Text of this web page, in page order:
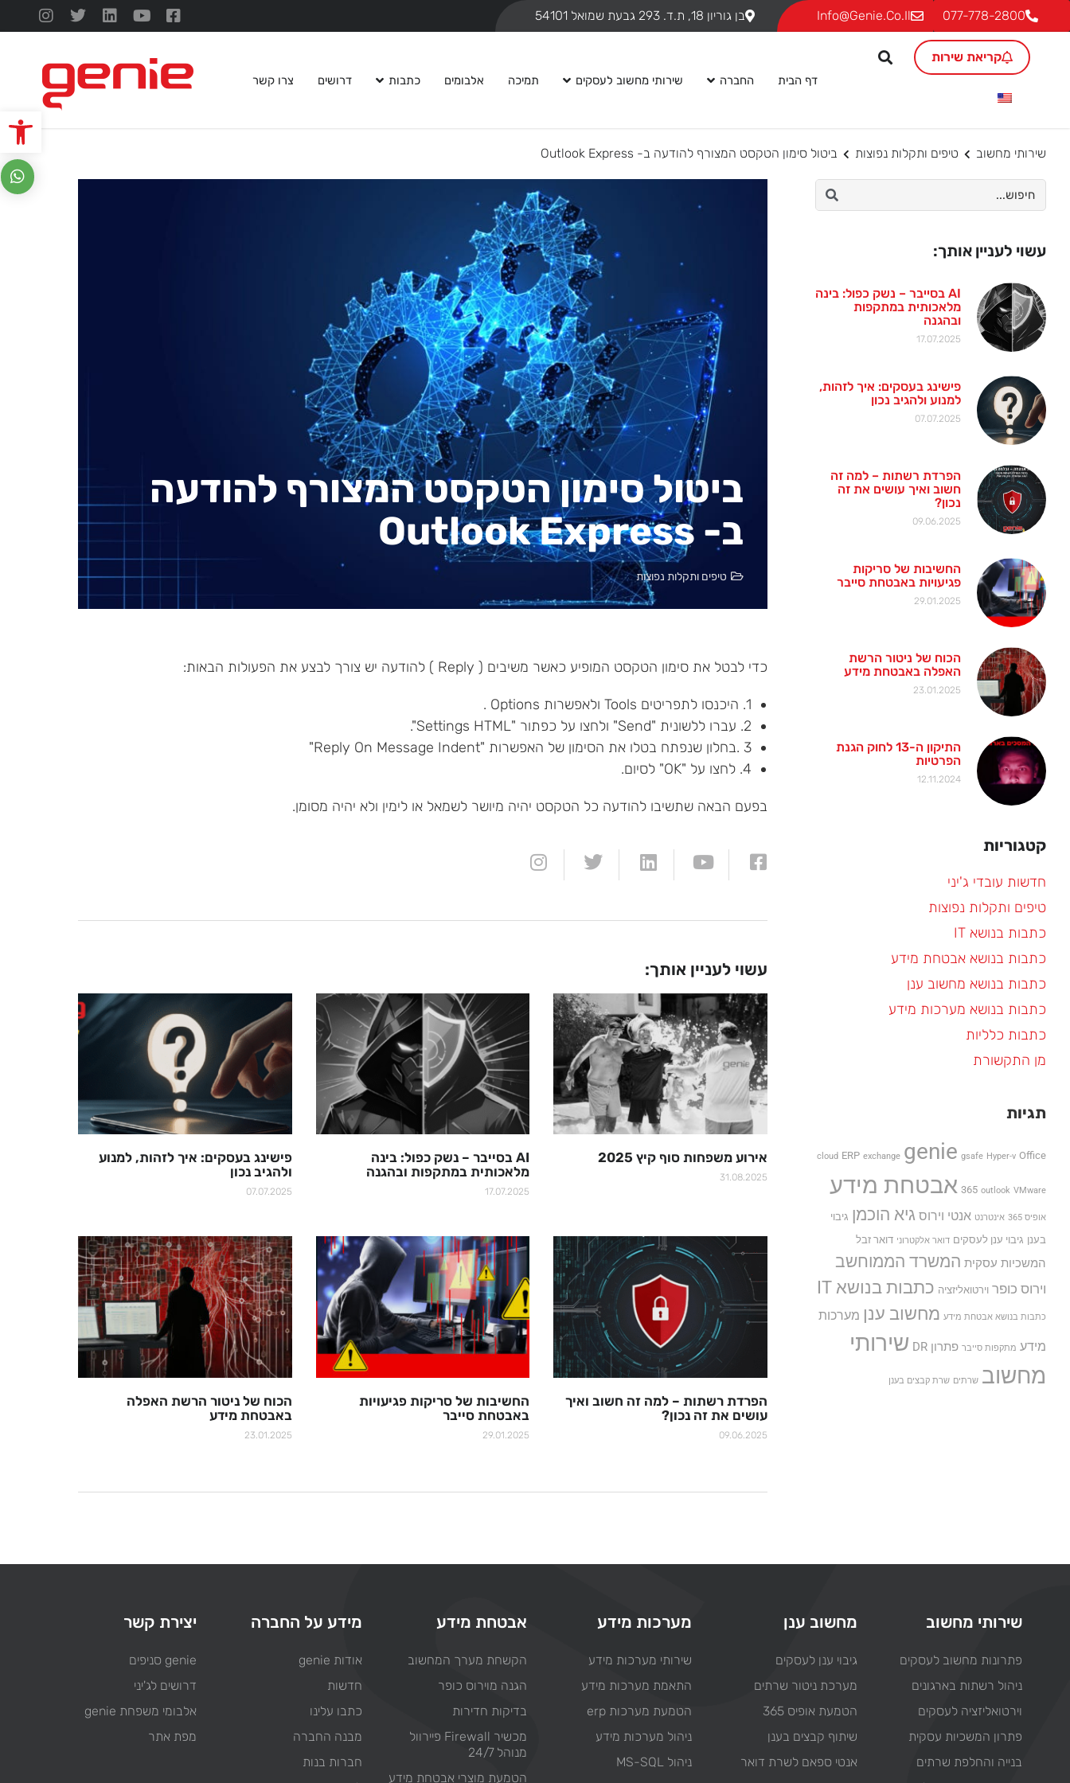
פתח
077-778-2800
Info@genie.co.il בן גוריון 18, ת.ד. 293 גבעת שמואל 54101
קריאת שירות
דף הבית החברה שירותי מחשוב לעסקים תמיכה אלבומים כתבות דרושים צרו קשר
שירותי מחשוב טיפים ותקלות נפוצות ביטול סימון הטקסט המצורף להודעה ב- Outlook Express
עשוי לעניין אותך:
AI בסייבר – נשק כפול: בינה
מלאכותית במתקפות
ובהגנה
17.07.2025
פישינג בעסקים: איך לזהות,
למנוע ולהגיב נכון
07.07.2025
הפרדת רשתות – למה זה
חשוב ואיך עושים את זה
נכון?
09.06.2025
החשיבות של סריקות
פגיעויות באבטחת סייבר
29.01.2025
הכוח של ניטור הרשת
האפלה באבטחת מידע
23.01.2025
התיקון ה-13 לחוק הגנת
הפרטיות
12.11.2024
קטגוריות
חדשות עובדי ג'יני
טיפים ותקלות נפוצות
כתבות בנושא IT
כתבות בנושא אבטחת מידע
כתבות בנושא מחשוב ענן
כתבות בנושא מערכות מידע
כתבות כלליות
מן התקשורת
תגיות
cloud ERP exchange genie gsafe Hyper-v Office
365 outlook VMware אבטחת מידע
אופיס 365 אינטרנט אנטי וירוס גיא הוכמן גיבוי
בענן גיבוי ענן לעסקים דואר אלקטרוני דואר זבל
המשכיות עסקית המשרד הממוחשב
וירוס כופר וירטואליזציה כתבות בנושא IT
כתבות בנושא אבטחת מידע מחשוב ענן מערכות
מידע מתקפות סייבר פתרון DR
שירותי
מחשוב שרתים שרת קבצים בענן
ביטול סימון הטקסט המצורף להודעה
ב- Outlook Express
טיפים ותקלות נפוצות
כדי לבטל את סימון הטקסט המופיע כאשר משיבים ( Reply ) להודעה יש צורך לבצע את הפעולות הבאות:
1. היכנסו לתפריטים Tools ולאפשרות Options .
2. עברו ללשונית "Send" ולחצו על כפתור "Settings HTML".
3 .בחלון שנפתח בטלו את הסימון של האפשרות "Reply On Message Indent"
4. לחצו על "OK" לסיום.
בפעם הבאה שתשיבו להודעה כל הטקסט יהיה מיושר לשמאל או לימין ולא יהיה מסומן.
עשוי לעניין אותך:
אירוע משפחות סוף קיץ 2025
31.08.2025
AI בסייבר – נשק כפול: בינה
מלאכותית במתקפות ובהגנה
17.07.2025
פישינג בעסקים: איך לזהות, למנוע
ולהגיב נכון
07.07.2025
הפרדת רשתות – למה זה חשוב ואיך
עושים את זה נכון?
09.06.2025
החשיבות של סריקות פגיעויות
באבטחת סייבר
29.01.2025
הכוח של ניטור הרשת האפלה
באבטחת מידע
23.01.2025
שירותי מחשוב
פתרונות מחשוב לעסקים
ניהול רשתות בארגונים
וירטואליזציה לעסקים
פתרון המשכיות עסקית
בנייה והחלפת שרתים
מחשוב ענן
גיבוי ענן לעסקים
מערכת ניטור שרתים
הטמעת אופיס 365
שיתוף קבצים בענן
אנטי ספאם לשרת דואר
מערכות מידע
שירותי מערכות מידע
התאמת מערכות מידע
הטמעת מערכות erp
ניהול מערכות מידע
ניהול MS-SQL
אבטחת מידע
הקשחת מערך המחשוב
הגנה מוירוס כופר
בדיקות חדירות
מכשיר Firewall פיירוול
מנוהל 24/7
הטמעת מוצרי אבטחת מידע
מידע על החברה
אודות genie
חדשות
כתבו עלינו
מבנה החברה
חברות בנות
יצירת קשר
genie סניפים
דרושים לג'יני
אלבומי משפחת genie
מפת אתר